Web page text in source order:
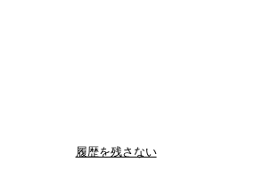
履歴を残さない